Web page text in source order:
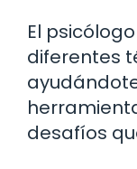
El
diferentes
desafíos